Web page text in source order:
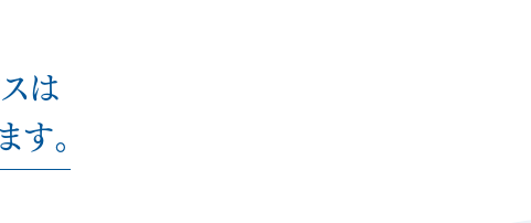
は
。